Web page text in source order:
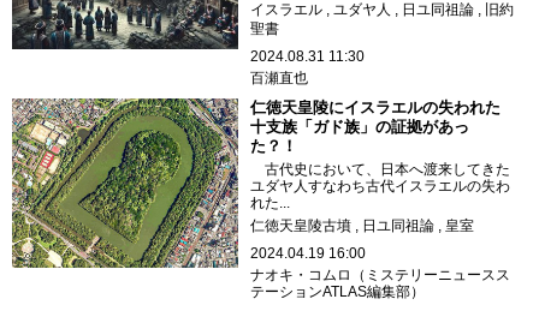
イスラエル
ユダヤ人 日ユ同祖論
旧約
聖書
2024.08.31 11:30
百瀬直也
仁徳天皇陵にイスラエルの失われた
十支族「ガド族」の証拠があっ
た？！
古代史において、日本へ渡来してきた
ユダヤ人すなわち古代イスラエルの失わ
れた...
仁徳天皇陵古墳
日ユ同祖論
皇室
2024.04.19 16:00
ナオキ・コムロ（ミステリーニュースス
テーションATLAS編集部）